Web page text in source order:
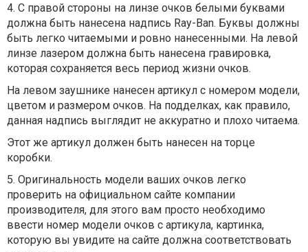
4. С правой стороны на линзе очков белыми буквами
должна быть нанесена надпись Ray-Ban. Буквы должны
быть легко читаемыми и ровно нанесенными. На левой
линзе лазером должна быть нанесена гравировка,
которая сохраняется весь период жизни очков.
На левом заушнике нанесен артикул с номером модели,
цветом и размером очков. На подделках, как правило,
данная надпись выглядит не аккуратно и плохо читаема.
Этот же артикул должен быть нанесен на торце
коробки.
5. Оригинальность модели ваших очков легко
проверить на официальном сайте компании
производителя, для этого вам просто необходимо
ввести номер модели очков с артикула, картинка,
которую вы увидите на сайте должна соответствовать